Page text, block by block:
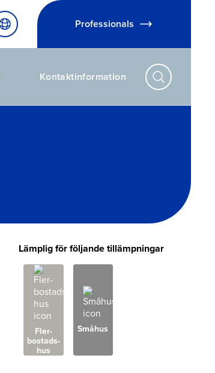
Professionals
Kontaktinformation
Lämplig för följande tillämpningar
Fler­
bostads­
hus
Småhus